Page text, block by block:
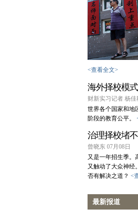
<查看全文>
海外择校模
财新实习记者 杨佳
世界各个国家和地
阶段的教育公平。
治理择校堵
曾晓东 07月08日
又是一年招生季。
又触动了大众神经
否有解决之道？ <
最新报道